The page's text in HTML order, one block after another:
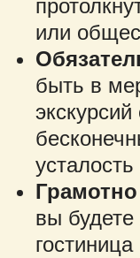
или
быть в
вы